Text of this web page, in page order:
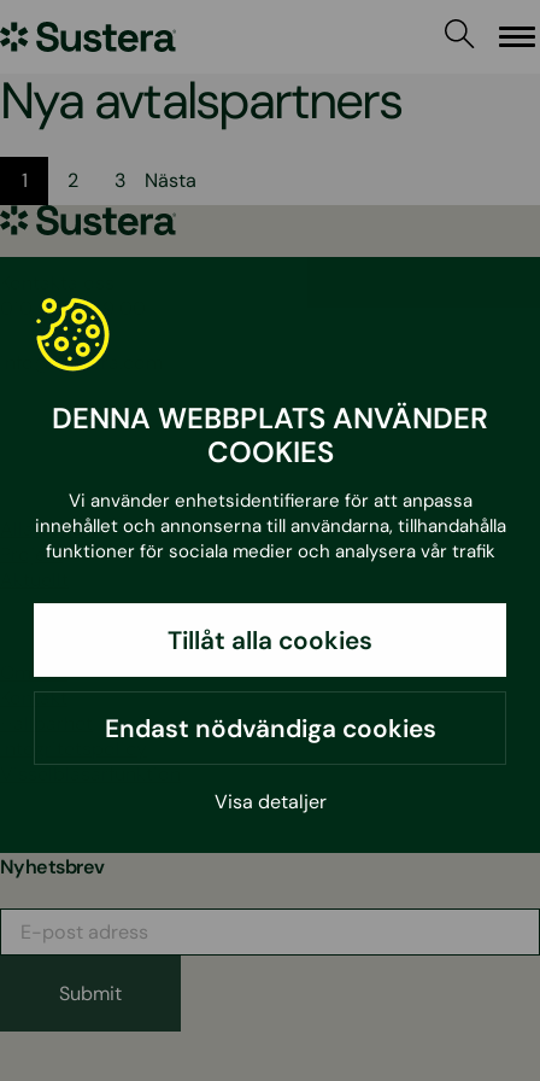
DENNA WEBBPLATS ANVÄNDER
COOKIES
Vi använder enhetsidentifierare för att anpassa
innehållet och annonserna till användarna, tillhandahålla
funktioner för sociala medier och analysera vår trafik
Tillåt alla cookies
Endast nödvändiga cookies
Visa detaljer
till
Sustera
Sweden
Nya avtalspartners
Sidnumrering
för
inlägg
1 2 3
Nästa
Sustera
Sweden
010 – 204 19 00
info@sustera.com
LinkedIn
Facebook
Instagram
Youtube
Alla tjänster
Projekt
Om oss
Kontakt
Nyhetsbrev
post